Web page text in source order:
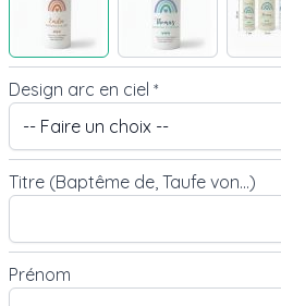
Design arc en ciel *
Titre (Baptême de, Taufe von...)
Prénom